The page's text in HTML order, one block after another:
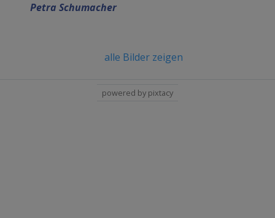
Petra Schumacher
alle Bilder zeigen
powered by pixtacy